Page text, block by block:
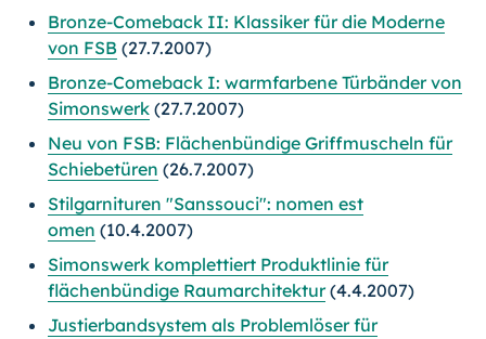
Bronze-Comeback II: Klassiker für die Moderne
von FSB (27.7.2007)
Bronze-Comeback I: warmfarbene Türbänder von
Simonswerk (27.7.2007)
Neu von FSB: Flächenbündige Griffmuscheln für
Schiebetüren (26.7.2007)
Stilgarnituren "Sanssouci": nomen est
omen (10.4.2007)
Simonswerk komplettiert Produktlinie für
flächenbündige Raumarchitektur(4.4.2007)
Justierbandsystem als Problemlöser für